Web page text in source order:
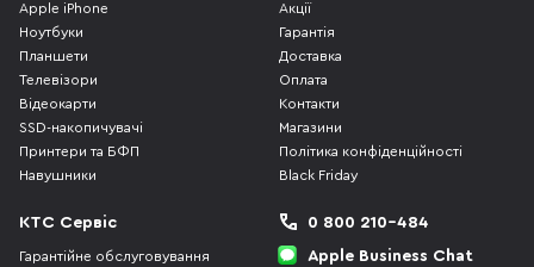
Apple iPhone
Ноутбуки
Планшети
Телевізори
Відеокарти
SSD-накопичувачі
Принтери та БФП
Навушники
Акції
Гарантія
Доставка
Оплата
Контакти
Магазини
Політика конфіденційності
Black Friday
КТС Сервіс
Гарантійне обслуговування
0 800 210-484
Apple Business Chat